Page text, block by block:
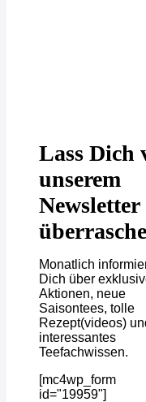
Lass Dich
unserem
Newsletter
Monatlich
Dich über
Aktionen, neue
Saisontees, tolle
Rezept(videos)
interessantes
Teefachwissen.
[mc4wp_form
id="19959"]